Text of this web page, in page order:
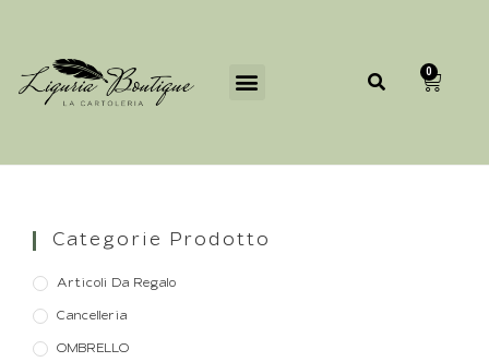
0
Categorie Prodotto
Articoli Da Regalo
Cancelleria
OMBRELLO